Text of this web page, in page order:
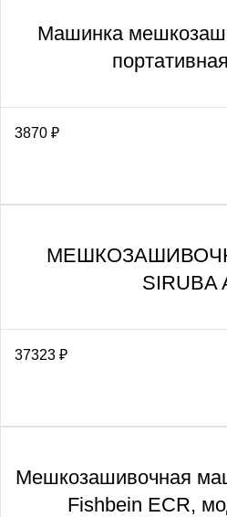
Машинка
3870 ₽
SIRUBA
37323 ₽
Мешкозашивочная
Fishbein ECR,